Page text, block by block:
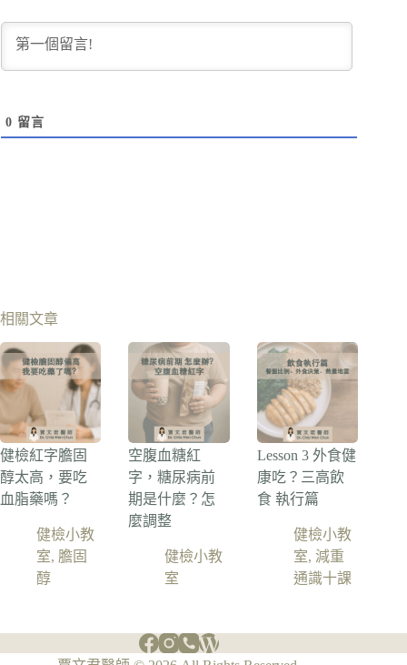
0 留言
相關文章
健檢紅字膽固
醇太高，要吃
血脂藥嗎？
健檢小教
室, 膽固
醇
空腹血糖紅
字，糖尿病前
期是什麼？怎
麼調整
健檢小教
室
Lesson 3 外食健
康吃？三高飲
食 執行篇
健檢小教
室, 減重
通識十課